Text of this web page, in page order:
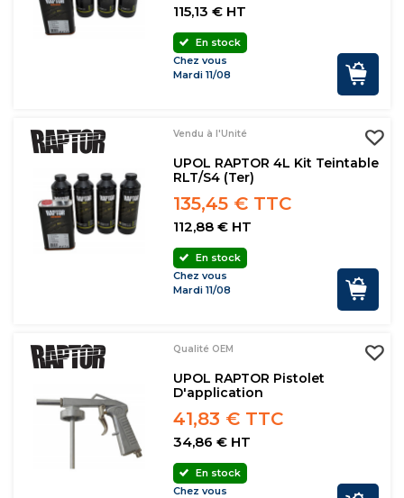
115,13 € HT
En stock
Chez vous
Mardi 11/08
Vendu à l'Unité
UPOL RAPTOR 4L Kit Teintable
RLT/S4 (ter)
135,45 € TTC
112,88 € HT
En stock
Chez vous
Mardi 11/08
Qualité OEM
UPOL RAPTOR Pistolet
D'application
41,83 € TTC
34,86 € HT
En stock
Chez vous